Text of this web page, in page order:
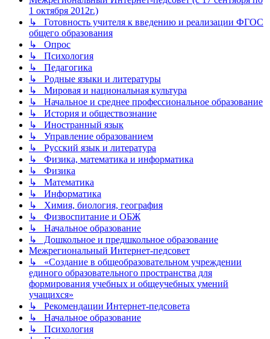
1 октября 2012г.)
↳ Готовность учителя к введению и реализации ФГОС
общего образования
↳ Опрос
↳ Психология
↳ Педагогика
↳ Родные языки и литературы
↳ Мировая и национальная культура
↳ Начальное и среднее профессиональное образование
↳ История и обществознание
↳ Иностранный язык
↳ Управление образованием
↳ Русский язык и литература
↳ Физика, математика и информатика
↳ Физика
↳ Математика
↳ Информатика
↳ Химия, биология, география
↳ Физвоспитание и ОБЖ
↳ Начальное образование
↳ Дошкольное и предшкольное образование
Межрегиональный Интернет-педсовет
↳ «Создание в общеобразовательном учреждении
единого образовательного пространства для
формирования учебных и общеучебных умений
учащихся»
↳ Рекомендации Интернет-педсовета
↳ Начальное образование
↳ Психология